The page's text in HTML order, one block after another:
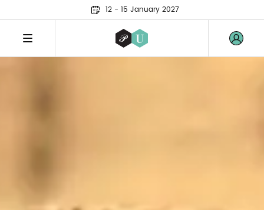
12 - 15 January 2027